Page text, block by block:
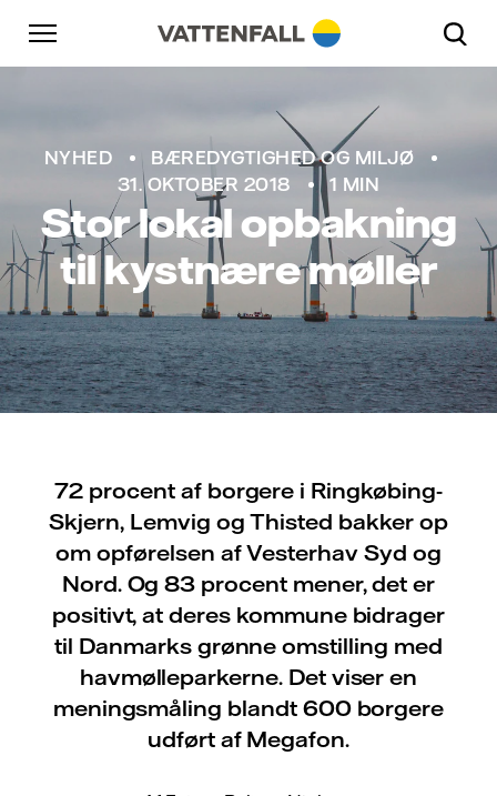
Skift til indhold
Gå til hovednavigation
Gå til sidefod
NYHED
BÆREDYGTIGHED OG MILJØ
31. OKTOBER 2018
1 MIN
Stor lokal opbakning
til kystnære møller
72 procent af borgere i Ringkøbing-
Skjern, Lemvig og Thisted bakker op
om opførelsen af Vesterhav Syd og
Nord. Og 83 procent mener, det er
positivt, at deres kommune bidrager
til Danmarks grønne omstilling med
havmølleparkerne. Det viser en
meningsmåling blandt 600 borgere
udført af Megafon.
Gå til hovednavigation